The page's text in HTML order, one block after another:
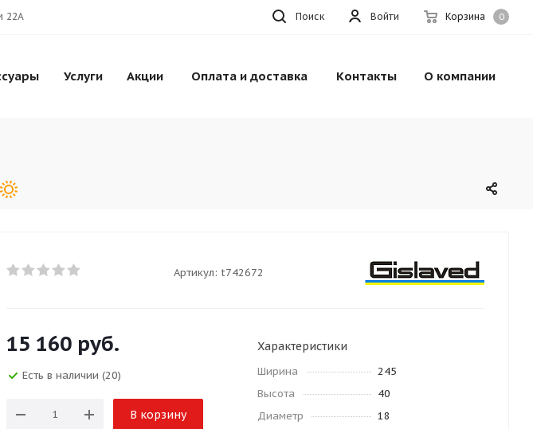
Корзина 0
Войти
22А Поиск
Услуги Акции Оплата и доставка Контакты О компании
Артикул: t742672
15 160 руб.
Есть в наличии (20)
В корзину
Характеристики
Ширина
245
Высота
40
Диаметр
18